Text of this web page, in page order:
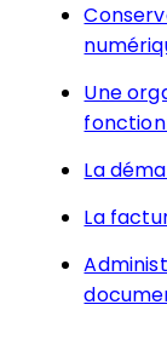
Une
La
La